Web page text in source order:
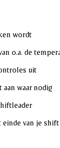
wordt
o.a. de
uit
waar nodig
van je